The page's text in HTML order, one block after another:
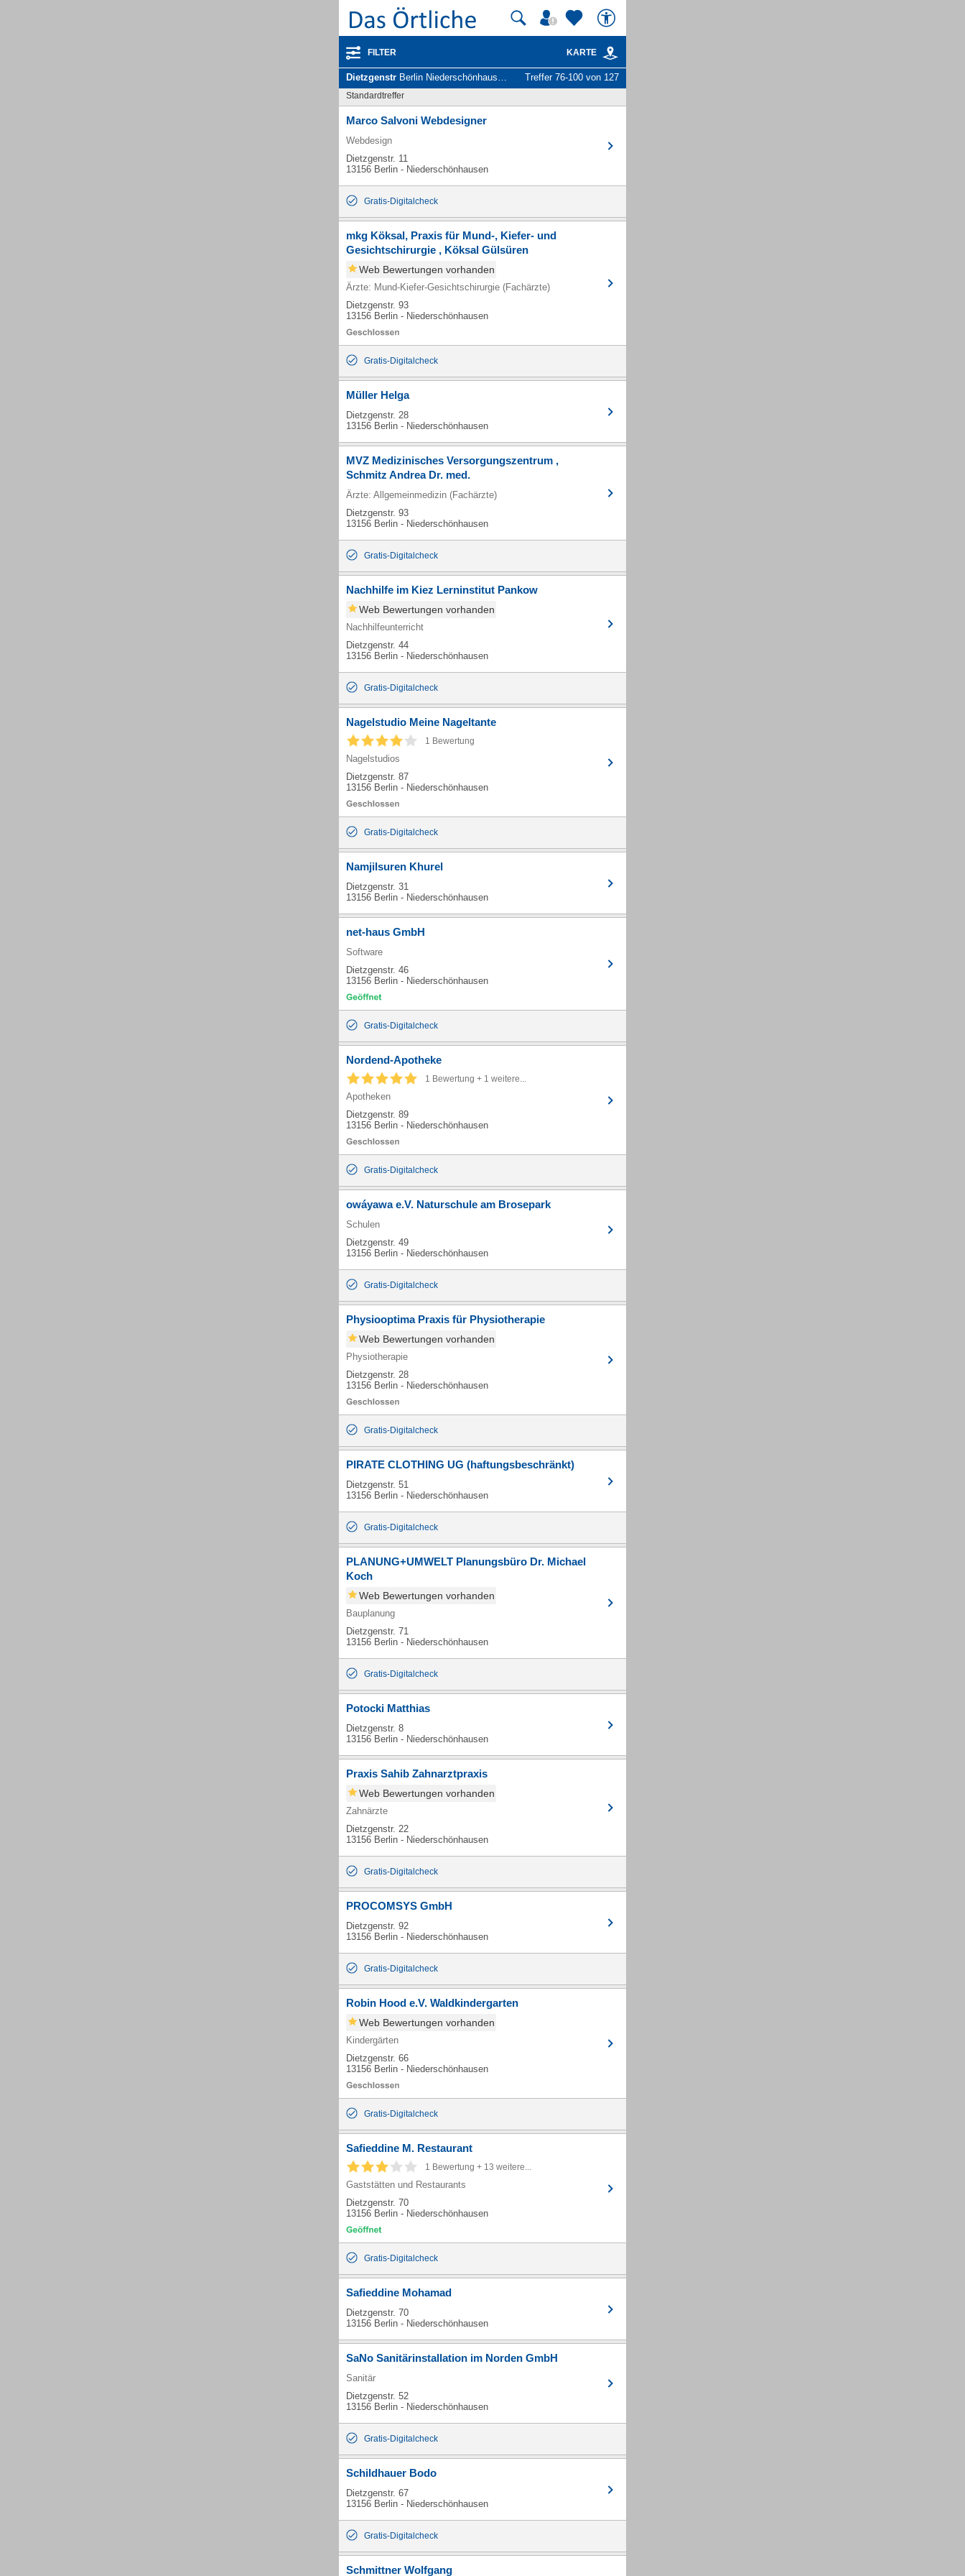
FILTER KARTE
Dietzgenstr Berlin Niederschönhausen - Unternehmen und Personen Treffer 76-100 von 127
Standardtreffer
Marco Salvoni Webdesigner
Webdesign
Dietzgenstr. 11
13156 Berlin - Niederschönhausen
Gratis-Digitalcheck
mkg Köksal, Praxis für Mund-, Kiefer- und
Gesichtschirurgie , Köksal Gülsüren
Web Bewertungen vorhanden
Ärzte: Mund-Kiefer-Gesichtschirurgie (Fachärzte)
Dietzgenstr. 93
13156 Berlin - Niederschönhausen
Gratis-Digitalcheck
Müller Helga
Dietzgenstr. 28
13156 Berlin - Niederschönhausen
MVZ Medizinisches Versorgungszentrum ,
Schmitz Andrea Dr. med.
Ärzte: Allgemeinmedizin (Fachärzte)
Dietzgenstr. 93
13156 Berlin - Niederschönhausen
Gratis-Digitalcheck
Nachhilfe im Kiez Lerninstitut Pankow
Web Bewertungen vorhanden
Nachhilfeunterricht
Dietzgenstr. 44
13156 Berlin - Niederschönhausen
Gratis-Digitalcheck
Nagelstudio Meine Nageltante
1 Bewertung
Nagelstudios
Dietzgenstr. 87
13156 Berlin - Niederschönhausen
Gratis-Digitalcheck
Namjilsuren Khurel
Dietzgenstr. 31
13156 Berlin - Niederschönhausen
net-haus GmbH
Software
Dietzgenstr. 46
13156 Berlin - Niederschönhausen
Gratis-Digitalcheck
Nordend-Apotheke
1 Bewertung + 1 weitere...
Apotheken
Dietzgenstr. 89
13156 Berlin - Niederschönhausen
Gratis-Digitalcheck
owáyawa e.V. Naturschule am Brosepark
Schulen
Dietzgenstr. 49
13156 Berlin - Niederschönhausen
Gratis-Digitalcheck
Physiooptima Praxis für Physiotherapie
Web Bewertungen vorhanden
Physiotherapie
Dietzgenstr. 28
13156 Berlin - Niederschönhausen
Gratis-Digitalcheck
PIRATE CLOTHING UG (haftungsbeschränkt)
Dietzgenstr. 51
13156 Berlin - Niederschönhausen
Gratis-Digitalcheck
PLANUNG+UMWELT Planungsbüro Dr. Michael
Koch
Web Bewertungen vorhanden
Bauplanung
Dietzgenstr. 71
13156 Berlin - Niederschönhausen
Gratis-Digitalcheck
Potocki Matthias
Dietzgenstr. 8
13156 Berlin - Niederschönhausen
Praxis Sahib Zahnarztpraxis
Web Bewertungen vorhanden
Zahnärzte
Dietzgenstr. 22
13156 Berlin - Niederschönhausen
Gratis-Digitalcheck
PROCOMSYS GmbH
Dietzgenstr. 92
13156 Berlin - Niederschönhausen
Gratis-Digitalcheck
Robin Hood e.V. Waldkindergarten
Web Bewertungen vorhanden
Kindergärten
Dietzgenstr. 66
13156 Berlin - Niederschönhausen
Gratis-Digitalcheck
Safieddine M. Restaurant
1 Bewertung + 13 weitere...
Gaststätten und Restaurants
Dietzgenstr. 70
13156 Berlin - Niederschönhausen
Gratis-Digitalcheck
Safieddine Mohamad
Dietzgenstr. 70
13156 Berlin - Niederschönhausen
SaNo Sanitärinstallation im Norden GmbH
Sanitär
Dietzgenstr. 52
13156 Berlin - Niederschönhausen
Gratis-Digitalcheck
Schildhauer Bodo
Dietzgenstr. 67
13156 Berlin - Niederschönhausen
Gratis-Digitalcheck
Schmittner Wolfgang